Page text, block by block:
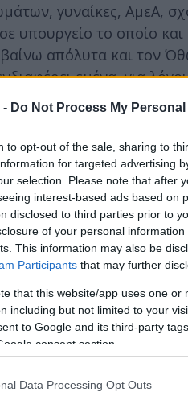
- Do Not Process My
to opt-out of the sale, sharing to
for targeted advertising
selection. Please note that after
interest-based ads based on
disclosed to third parties prior to
of your personal
This information may also be
Participants that may further
that this website/app uses one
including but not limited to your
to Google and its third-party
consent section.
Data Processing Opt Outs
γυναίκες, ΑμεΑ,
υπουργείο το οποίο
απόλυτα και τον
εμένα, για
τα πράγματα